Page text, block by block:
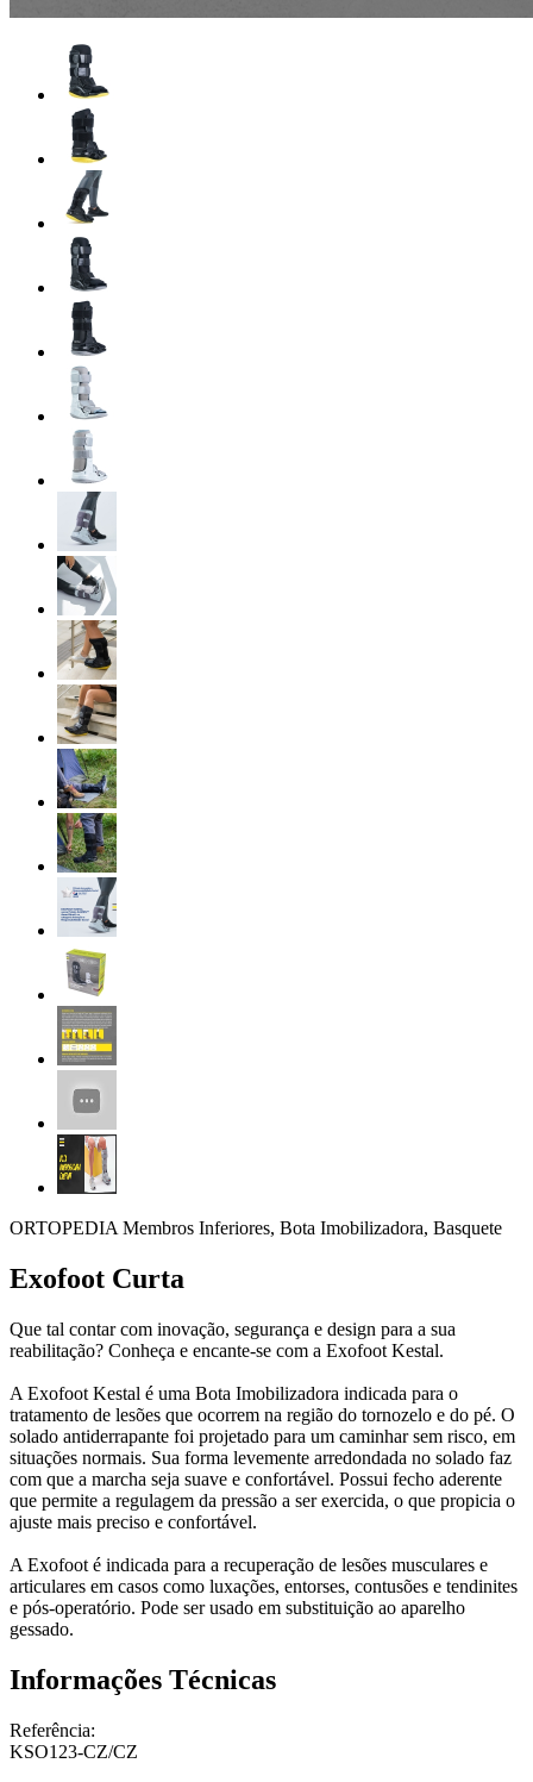
ORTOPEDIA Membros Inferiores, Bota Imobilizadora, Basquete
Exofoot Curta
Que tal contar com inovação, segurança e design para a sua
reabilitação? Conheça e encante-se com a Exofoot Kestal.
A Exofoot Kestal é uma Bota Imobilizadora indicada para o
tratamento de lesões que ocorrem na região do tornozelo e do pé. O
solado antiderrapante foi projetado para um caminhar sem risco, em
situações normais. Sua forma levemente arredondada no solado faz
com que a marcha seja suave e confortável. Possui fecho aderente
que permite a regulagem da pressão a ser exercida, o que propicia o
ajuste mais preciso e confortável.
A Exofoot é indicada para a recuperação de lesões musculares e
articulares em casos como luxações, entorses, contusões e tendinites
e pós-operatório. Pode ser usado em substituição ao aparelho
gessado.
Informações Técnicas
Referência:
KSO123-CZ/CZ